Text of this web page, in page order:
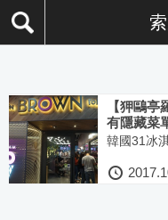
【狎鷗
有隱藏菜
國31冰淇
韓國31冰